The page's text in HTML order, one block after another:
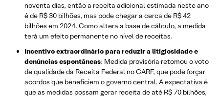
noventa dias, então a receita adicional estimada neste ano
é de R$ 30 bilhões, mas pode chegar a cerca de R$ 42
bilhões em 2024. Como altera a base de cálculo, a medida
terá um efeito permanente no nível de receitas.
Incentivo extraordinário para reduzir a litigiosidade e
denúncias espontâneas: Medida provisória retomou o voto
de qualidade da Receita Federal no CARF, que pode forçar
acordos que beneficiem o governo central. A expectativa é
que as medidas possam gerar receita de até R$ 70 bilhões,